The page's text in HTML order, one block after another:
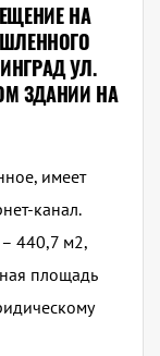
НА
УЛ.
ЗДАНИИ НА
имеет
канал.
440,7 м2,
площадь